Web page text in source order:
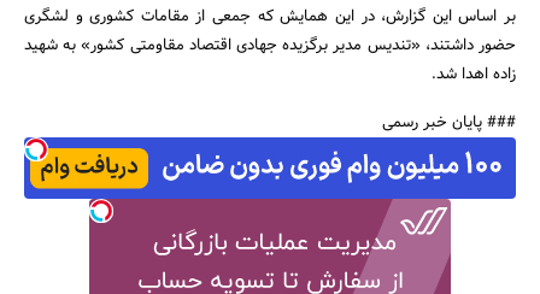
جستجو
بر اساس این گزارش، در این همایش که جمعی از مقامات کشوری و لشگری
حضور داشتند، «تندیس مدیر برگزیده جهادی اقتصاد مقاومتی کشور» به شهید
زاده اهدا شد.
### پایان خبر رسمی